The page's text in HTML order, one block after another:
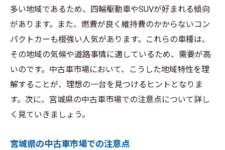
多い地域であるため、四輪駆動車やSUVが好まれる傾向
があります。また、燃費が良く維持費のかからないコン
パクトカーも根強い人気があります。これらの車種は、
その地域の気候や道路事情に適しているため、需要が高
いのです。中古車市場において、こうした地域特性を理
解することが、理想の一台を見つけるヒントとなりま
す。次に、宮城県の中古車市場での注意点について詳し
く見ていきましょう。
宮城県の中古車市場での注意点